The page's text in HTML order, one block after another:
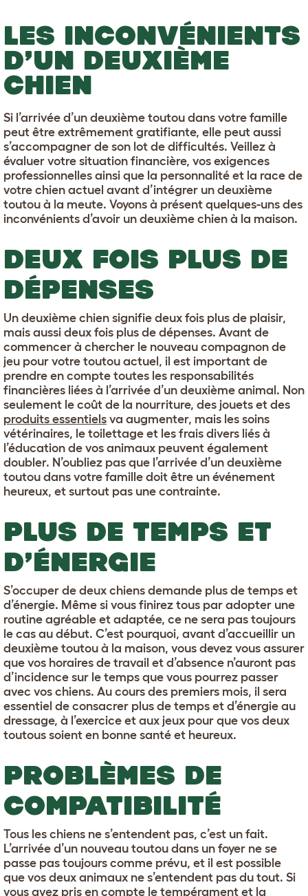
LES INCONVÉNIENTS
D’UN DEUXIÈME
CHIEN
Si l’arrivée d’un deuxième toutou dans votre famille
peut être extrêmement gratifiante, elle peut aussi
s’accompagner de son lot de difficultés. Veillez à
évaluer votre situation financière, vos exigences
professionnelles ainsi que la personnalité et la race de
votre chien actuel avant d’intégrer un deuxième
toutou à la meute. Voyons à présent quelques-uns des
inconvénients d’avoir un deuxième chien à la maison.
DEUX FOIS PLUS DE
DÉPENSES
Un deuxième chien signifie deux fois plus de plaisir,
mais aussi deux fois plus de dépenses. Avant de
commencer à chercher le nouveau compagnon de
jeu pour votre toutou actuel, il est important de
prendre en compte toutes les responsabilités
financières liées à l’arrivée d’un deuxième animal. Non
seulement le coût de la nourriture, des jouets et des
produits essentiels va augmenter, mais les soins
vétérinaires, le toilettage et les frais divers liés à
l’éducation de vos animaux peuvent également
doubler. N’oubliez pas que l’arrivée d’un deuxième
toutou dans votre famille doit être un événement
heureux, et surtout pas une contrainte.
PLUS DE TEMPS ET
D’ÉNERGIE
S’occuper de deux chiens demande plus de temps et
d’énergie. Même si vous finirez tous par adopter une
routine agréable et adaptée, ce ne sera pas toujours
le cas au début. C’est pourquoi, avant d’accueillir un
deuxième toutou à la maison, vous devez vous assurer
que vos horaires de travail et d’absence n’auront pas
d’incidence sur le temps que vous pourrez passer
avec vos chiens. Au cours des premiers mois, il sera
essentiel de consacrer plus de temps et d’énergie au
dressage, à l’exercice et aux jeux pour que vos deux
toutous soient en bonne santé et heureux.
PROBLÈMES DE
COMPATIBILITÉ
Tous les chiens ne s’entendent pas, c’est un fait.
L’arrivée d’un nouveau toutou dans un foyer ne se
passe pas toujours comme prévu, et il est possible
que vos deux animaux ne s’entendent pas du tout. Si
vous avez pris en compte le tempérament et la